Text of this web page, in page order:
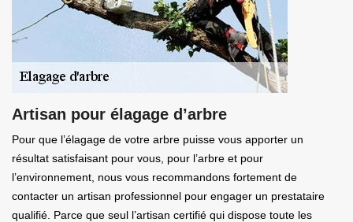
Artisan pour élagage d’arbre
Pour que l’élagage de votre arbre puisse vous apporter un
résultat satisfaisant pour vous, pour l’arbre et pour
l’environnement, nous vous recommandons fortement de
contacter un artisan professionnel pour engager un prestataire
qualifié. Parce que seul l’artisan certifié qui dispose toute les